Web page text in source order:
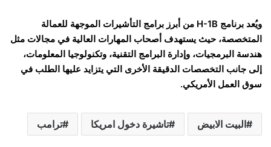
ويُعد برنامج H-1B من أبرز برامج التأشيرات الموجهة للعمالة
المتخصصة، حيث يستهدف أصحاب المهارات العالية في مجالات مثل
هندسة البرمجيات، وإدارة البرامج التقنية، وتكنولوجيا المعلومات،
إلى جانب التخصصات الدقيقة الأخرى التي يتزايد عليها الطلب في
سوق العمل الأمريكي.
البيت الابيض تاشيرة دخول امريكا ترامب